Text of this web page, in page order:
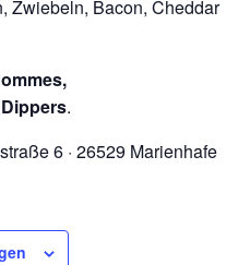
Zwiebeln, Bacon, Cheddar
.
6 · 26529 Marienhafe